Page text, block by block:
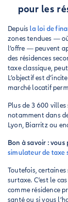
pour les
Depuis la loi de
zones tendues —
l’offre — peuvent
des résidences
taxe classique,
L’objectif est
marché locatif
Plus de 3 600
notamment dans
Lyon, Biarritz ou
Bon à savoir :
simulateur de taxe
Toutefois,
surtaxe. C’est le
comme résidence
santé ou si vous